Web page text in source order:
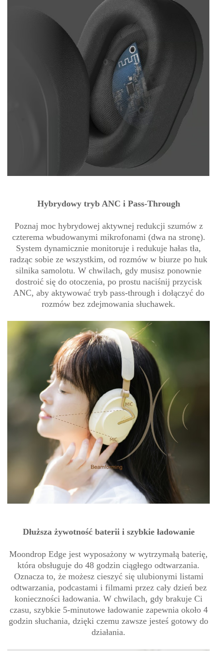
Hybrydowy tryb ANC i Pass-Through
Poznaj moc hybrydowej aktywnej redukcji szumów z
czterema wbudowanymi mikrofonami (dwa na stronę).
System dynamicznie monitoruje i redukuje hałas tła,
radząc sobie ze wszystkim, od rozmów w biurze po huk
silnika samolotu. W chwilach, gdy musisz ponownie
dostroić się do otoczenia, po prostu naciśnij przycisk
ANC, aby aktywować tryb pass-through i dołączyć do
rozmów bez zdejmowania słuchawek.
Dłuższa żywotność baterii i szybkie ładowanie
Moondrop Edge jest wyposażony w wytrzymałą baterię,
która obsługuje do 48 godzin ciągłego odtwarzania.
Oznacza to, że możesz cieszyć się ulubionymi listami
odtwarzania, podcastami i filmami przez cały dzień bez
konieczności ładowania. W chwilach, gdy brakuje Ci
czasu, szybkie 5-minutowe ładowanie zapewnia około 4
godzin słuchania, dzięki czemu zawsze jesteś gotowy do
działania.